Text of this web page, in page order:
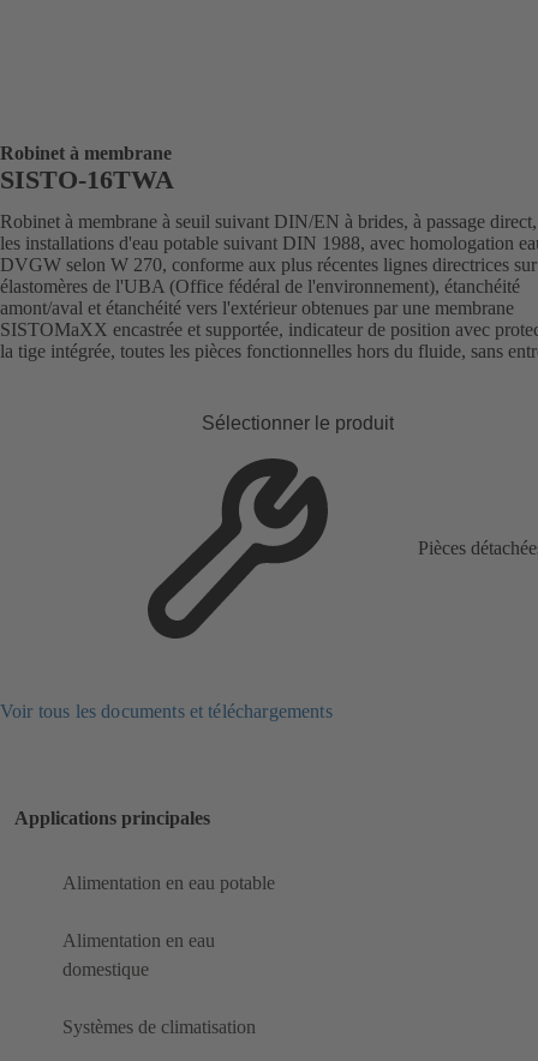
Robinet à membrane
SISTO-16TWA
Robinet à membrane à seuil suivant DIN/EN à brides, à passage
les installations d'eau potable suivant DIN 1988, avec homologation
DVGW selon W 270, conforme aux plus récentes lignes directrices
élastomères de l'UBA (Office fédéral de l'environnement), étanchéité
amont/aval et étanchéité vers l'extérieur obtenues par une membrane
SISTOMaXX encastrée et supportée, indicateur de position avec
la tige intégrée, toutes les pièces fonctionnelles hors du fluide, sans
Sélectionner le produit
Pièces
Voir tous les documents et téléchargements
Applications principales
Alimentation en eau potable
Alimentation en eau
domestique
Systèmes de climatisation